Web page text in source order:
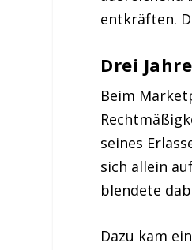
entkräften.
Drei
Beim
seines
sich allein
blendete
Dazu kam